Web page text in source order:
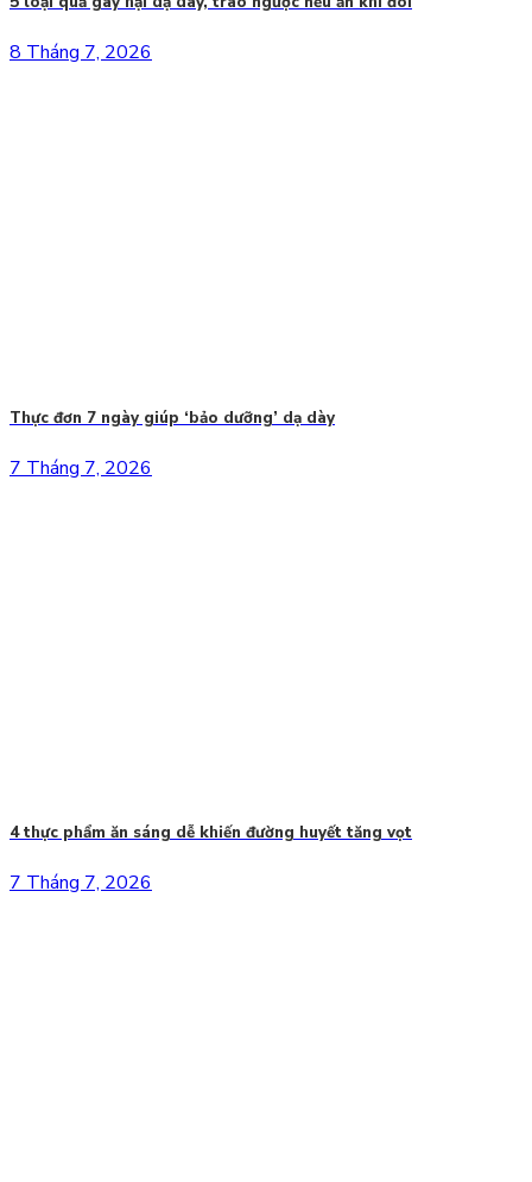
8 Tháng 7, 2026
Thực đơn 7 ngày giúp ‘bảo dưỡng’ dạ dày
7 Tháng 7, 2026
4 thực phẩm ăn sáng dễ khiến đường huyết tăng vọt
7 Tháng 7, 2026